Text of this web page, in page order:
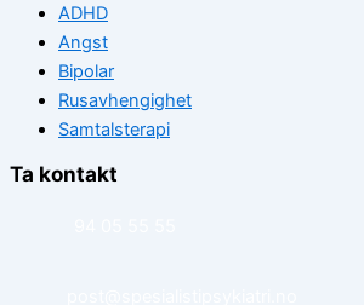
ADHD
Angst
Bipolar
Rusavhengighet
Samtalsterapi
Ta kontakt